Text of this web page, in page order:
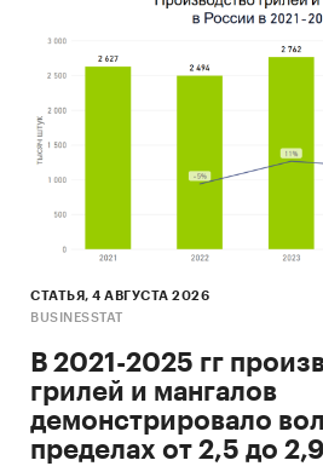
СТАТЬЯ, 4 АВГУСТА 2026
BUSINESSTAT
В 2021-2025 гг
грилей и мангалов
демонстрировало
пределах от 2,5 до